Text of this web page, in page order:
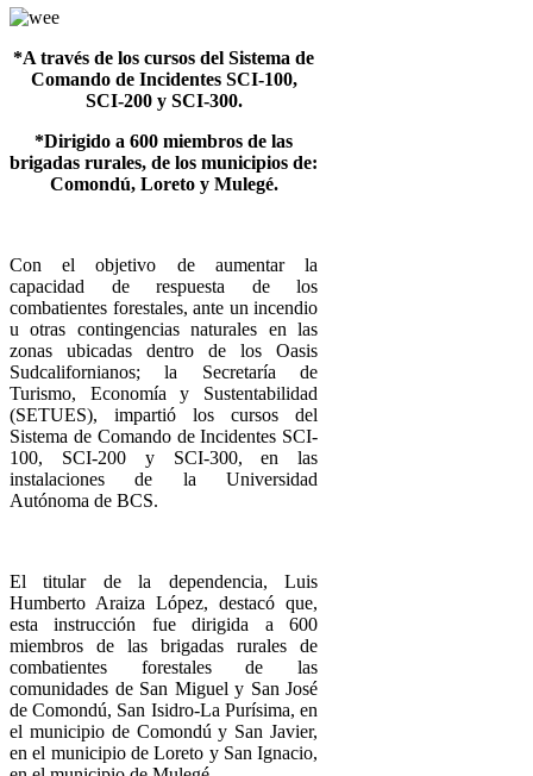
*A través de los cursos del Sistema de
Comando de Incidentes SCI-100,
SCI-200 y SCI-300.
*Dirigido a 600 miembros de las
brigadas rurales, de los municipios de:
Comondú, Loreto y Mulegé.
Con el objetivo de aumentar la
capacidad de respuesta de los
combatientes forestales, ante un incendio
u otras contingencias naturales en las
zonas ubicadas dentro de los Oasis
Sudcalifornianos; la Secretaría de
Turismo, Economía y Sustentabilidad
(SETUES), impartió los cursos del
Sistema de Comando de Incidentes SCI-
100, SCI-200 y SCI-300, en las
instalaciones de la Universidad
Autónoma de BCS.
El titular de la dependencia, Luis
Humberto Araiza López, destacó que,
esta instrucción fue dirigida a 600
miembros de las brigadas rurales de
combatientes forestales de las
comunidades de San Miguel y San José
de Comondú, San Isidro-La Purísima, en
el municipio de Comondú y San Javier,
en el municipio de Loreto y San Ignacio,